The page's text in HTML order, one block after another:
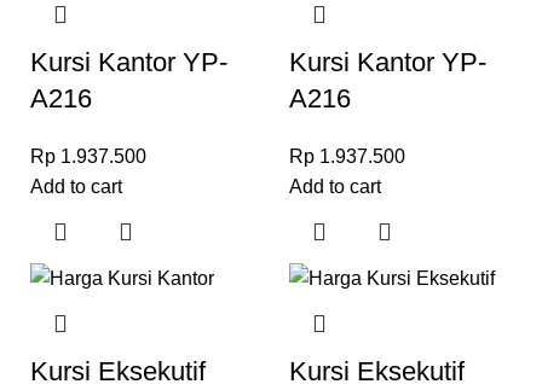
Kursi Kantor YP-
A216
Rp 1.937.500
Add to cart
Kursi Kantor YP-
A216
Rp 1.937.500
Add to cart
Kursi Eksekutif
Kursi Eksekutif